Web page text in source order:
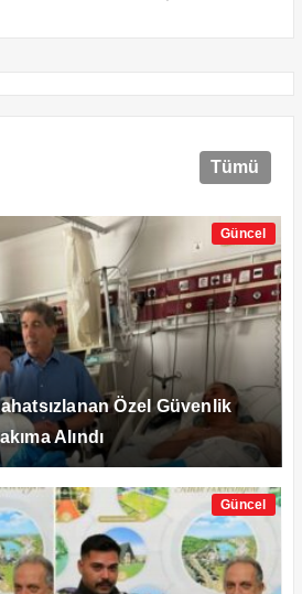
Tümü
Güncel
Özel Güvenlik
Alındı
Güncel